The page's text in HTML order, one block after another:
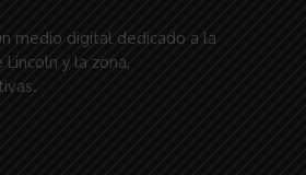
medio digital dedicado a la
y la zona,